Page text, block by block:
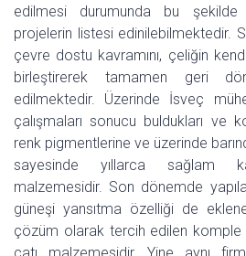
edilmesi durumunda bu
projelerin listesi edinilebilmektedir.
çevre dostu kavramını, çeliğin
birleştirerek tamamen geri
edilmektedir. Üzerinde İsveç
çalışmaları sonucu buldukları ve
renk pigmentlerine ve üzerinde
sayesinde yıllarca sağlam
malzemesidir. Son dönemde
güneşi yansıtma özelliği de
çözüm olarak tercih edilen